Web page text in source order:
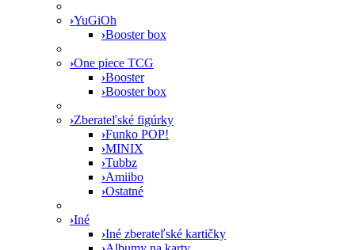
›YuGiOh
›Booster box
›One piece TCG
›Booster
›Booster box
›Zberateľské figúrky
›Funko POP!
›MINIX
›Tubbz
›Amiibo
›Ostatné
›Iné
›Iné zberateľské kartičky